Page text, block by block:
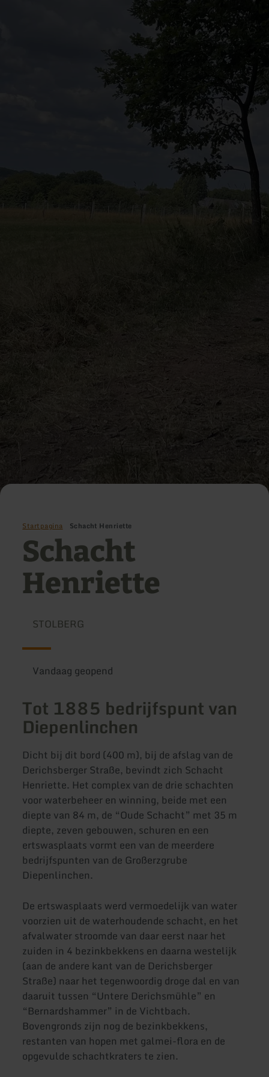
Startpagina Schacht Henriette
Schacht
Henriette
STOLBERG
Vandaag geopend
Tot 1885 bedrijfspunt van
Diepenlinchen
Dicht bij dit bord (400 m), bij de afslag van de
Derichsberger Straße, bevindt zich Schacht
Henriette. Het complex van de drie schachten
voor waterbeheer en winning, beide met een
diepte van 84 m, de “Oude Schacht” met 35 m
diepte, zeven gebouwen, schuren en een
ertswasplaats vormt een van de meerdere
bedrijfspunten van de Großerzgrube
Diepenlinchen.
De ertswasplaats werd vermoedelijk van water
voorzien uit de waterhoudende schacht, en het
afvalwater stroomde van daar eerst naar het
zuiden in 4 bezinkbekkens en daarna westelijk
(aan de andere kant van de Derichsberger
Straße) naar het tegenwoordig droge dal en van
daaruit tussen “Untere Derichsmühle” en
“Bernardshammer” in de Vichtbach.
Bovengronds zijn nog de bezinkbekkens,
restanten van hopen met galmei-flora en de
opgevulde schachtkraters te zien.